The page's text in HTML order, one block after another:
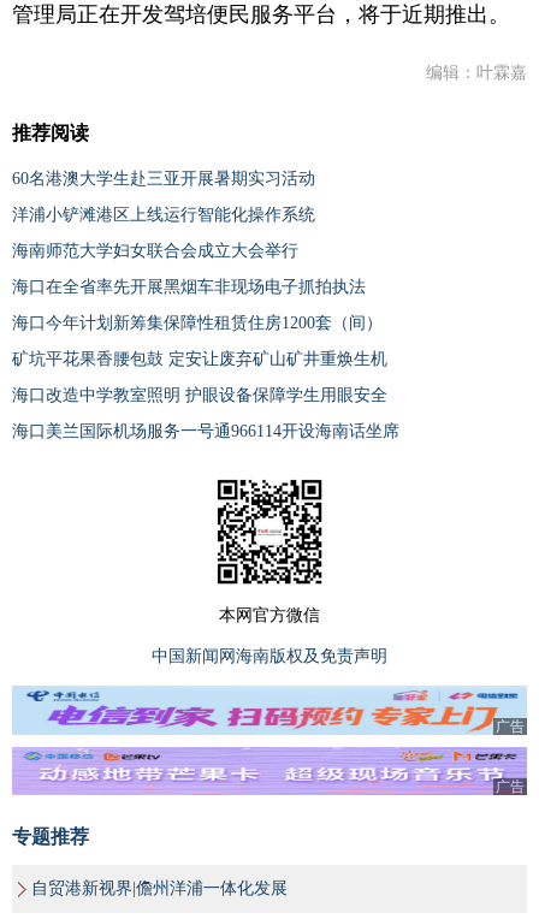
管理局正在开发驾培便民服务平台，将于近期推出。
编辑：叶霖嘉
推荐阅读
60名港澳大学生赴三亚开展暑期实习活动
洋浦小铲滩港区上线运行智能化操作系统
海南师范大学妇女联合会成立大会举行
海口在全省率先开展黑烟车非现场电子抓拍执法
海口今年计划新筹集保障性租赁住房1200套（间）
矿坑平花果香腰包鼓 定安让废弃矿山矿井重焕生机
海口改造中学教室照明 护眼设备保障学生用眼安全
海口美兰国际机场服务一号通966114开设海南话坐席
本网官方微信
中国新闻网海南版权及免责声明
广告
广告
专题推荐
自贸港新视界|儋州洋浦一体化发展